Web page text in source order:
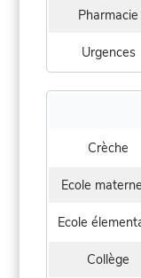
Pharmacie
Urgences
Crèche
Ecole
Ecole
Collège